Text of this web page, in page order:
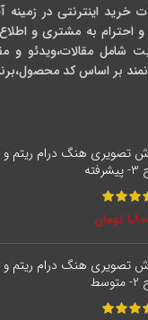
خرید اینترنتی در
و احترام به مشتری و
شامل مقالات،ویدئو و
بر اساس کد
تصویری هنگ درام ریتم و
تومان
تصویری هنگ درام ریتم و